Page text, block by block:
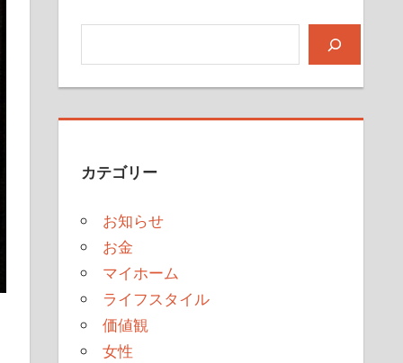
カテゴリー
お知らせ
お金
マイホーム
ライフスタイル
価値観
女性